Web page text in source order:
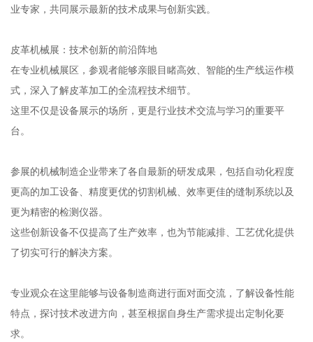
业专家，共同展示最新的技术成果与创新实践。
皮革机械展：技术创新的前沿阵地
在专业机械展区，参观者能够亲眼目睹高效、智能的生产线运作模
式，深入了解皮革加工的全流程技术细节。
这里不仅是设备展示的场所，更是行业技术交流与学习的重要平
台。
参展的机械制造企业带来了各自最新的研发成果，包括自动化程度
更高的加工设备、精度更优的切割机械、效率更佳的缝制系统以及
更为精密的检测仪器。
这些创新设备不仅提高了生产效率，也为节能减排、工艺优化提供
了切实可行的解决方案。
专业观众在这里能够与设备制造商进行面对面交流，了解设备性能
特点，探讨技术改进方向，甚至根据自身生产需求提出定制化要
求。